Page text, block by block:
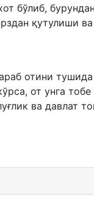
қутулиши
отини тушида
от унга
ва давлат